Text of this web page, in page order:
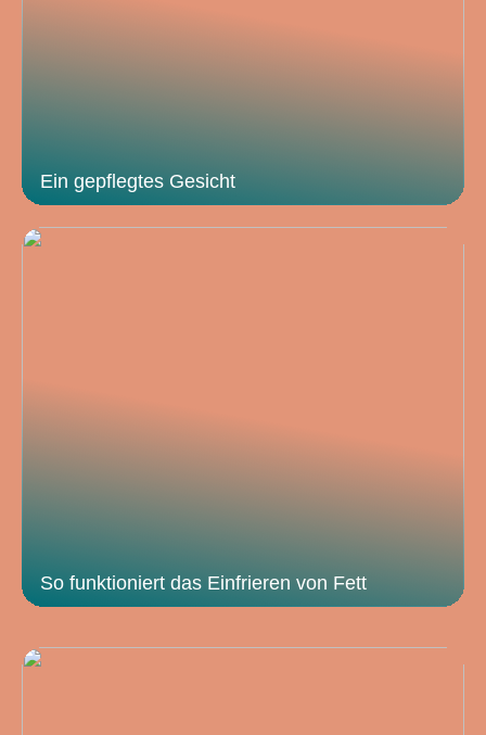
Ein gepflegtes Gesicht
So funktioniert das Einfrieren von Fett